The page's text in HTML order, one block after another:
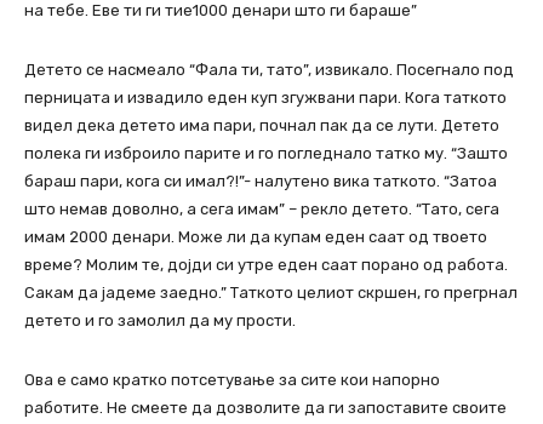
на тебе. Еве ти ги тие1000 денари што ги бараше”
Детето се насмеало “Фала ти, тато”, извикало. Посегнало под
перницата и извадило еден куп згужвани пари. Кога таткото
видел дека детето има пари, почнал пак да се лути. Детето
полека ги изброило парите и го погледнало татко му. “Зашто
бараш пари, кога си имал?!”- налутено вика таткото. “Затоа
што немав доволно, а сега имам” – рекло детето. “Тато, сега
имам 2000 денари. Може ли да купам еден саат од твоето
време? Молим те, дојди си утре еден саат порано од работа.
Сакам да јадеме заедно.” Таткото целиот скршен, го прегрнал
детето и го замолил да му прости.
Ова е само кратко потсетување за сите кои напорно
работите. Не смеете да дозволите да ги запоставите своите